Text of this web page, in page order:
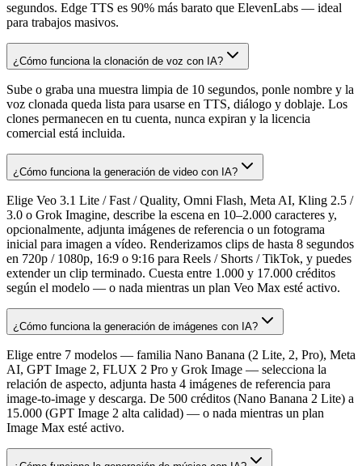
segundos. Edge TTS es 90% más barato que ElevenLabs — ideal
para trabajos masivos.
¿Cómo funciona la clonación de voz con IA?
Sube o graba una muestra limpia de 10 segundos, ponle nombre y la
voz clonada queda lista para usarse en TTS, diálogo y doblaje. Los
clones permanecen en tu cuenta, nunca expiran y la licencia
comercial está incluida.
¿Cómo funciona la generación de video con IA?
Elige Veo 3.1 Lite / Fast / Quality, Omni Flash, Meta AI, Kling 2.5 /
3.0 o Grok Imagine, describe la escena en 10–2.000 caracteres y,
opcionalmente, adjunta imágenes de referencia o un fotograma
inicial para imagen a vídeo. Renderizamos clips de hasta 8 segundos
en 720p / 1080p, 16:9 o 9:16 para Reels / Shorts / TikTok, y puedes
extender un clip terminado. Cuesta entre 1.000 y 17.000 créditos
según el modelo — o nada mientras un plan Veo Max esté activo.
¿Cómo funciona la generación de imágenes con IA?
Elige entre 7 modelos — familia Nano Banana (2 Lite, 2, Pro), Meta
AI, GPT Image 2, FLUX 2 Pro y Grok Image — selecciona la
relación de aspecto, adjunta hasta 4 imágenes de referencia para
image-to-image y descarga. De 500 créditos (Nano Banana 2 Lite) a
15.000 (GPT Image 2 alta calidad) — o nada mientras un plan
Image Max esté activo.